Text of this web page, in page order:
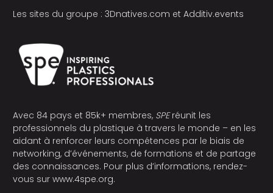
Les sites du groupe : 3Dnatives.com et Additiv.events
Avec 84 pays et 85k+ membres, SPEréunit les
professionnels du plastique à travers le monde – en les
aidant à renforcer leurs compétences par le biais de
networking, d’événements, de formations et de partage
des connaissances. Pour plus d’informations, rendez-
vous sur www.4spe.org.